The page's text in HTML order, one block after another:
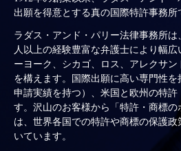
出願を得意とする真の国際特許事務所
ラダス・アンド・パリー法律事務所
人以上の経験豊富な弁護士により幅
ーヨーク、シカゴ、ロス、アレクサ
を構えます。国際出願に高い専門性
申請実績を持つ）、米国と欧州の特
す。沢山のお客様から「特許・商標
は、世界各国での特許や商標の保護
いています。